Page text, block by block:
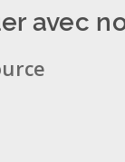
avec